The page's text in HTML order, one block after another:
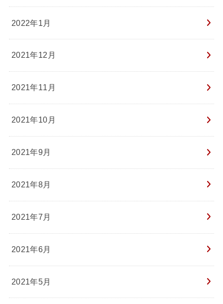
2022年1月
2021年12月
2021年11月
2021年10月
2021年9月
2021年8月
2021年7月
2021年6月
2021年5月